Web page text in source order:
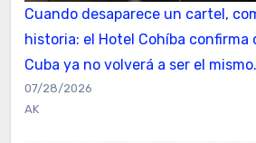
Cuando desaparece un cartel,
historia: el Hotel Cohíba confirma
Cuba ya no volverá a ser el mismo.
07/28/2026
AK